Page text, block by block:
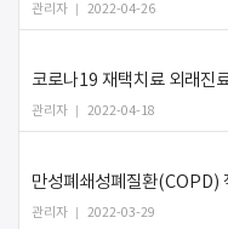
관리자 2022-04-26
코로나19 재택치료 외래진
관리자 2022-04-18
만성폐쇄성폐질환(COPD)
관리자 2022-03-29